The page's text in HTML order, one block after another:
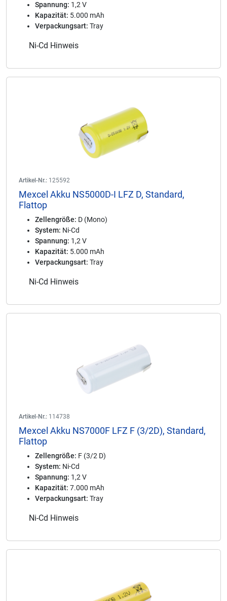
Spannung: 1,2 V
Kapazität: 5.000 mAh
Verpackungsart: Tray
Ni-Cd Hinweis
Artikel-Nr.: 125592
Mexcel Akku NS5000D-I LFZ D, Standard,
Flattop
Zellengröße: D (Mono)
System: Ni-Cd
Spannung: 1,2 V
Kapazität: 5.000 mAh
Verpackungsart: Tray
Ni-Cd Hinweis
Artikel-Nr.: 114738
Mexcel Akku NS7000F LFZ F (3/2D), Standard,
Flattop
Zellengröße: F (3/2 D)
System: Ni-Cd
Spannung: 1,2 V
Kapazität: 7.000 mAh
Verpackungsart: Tray
Ni-Cd Hinweis